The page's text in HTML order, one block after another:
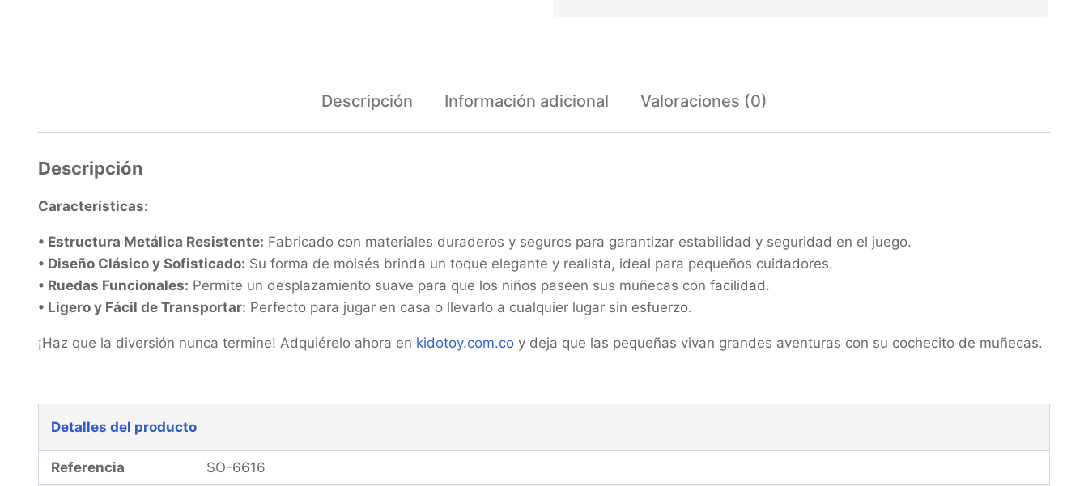
Descripción Información adicional Valoraciones (0)
Descripción
Características:
• Estructura Metálica Resistente: Fabricado con materiales duraderos y seguros para garantizar estabilidad y seguridad en el juego.
• Diseño Clásico y Sofisticado: Su forma de moisés brinda un toque elegante y realista, ideal para pequeños cuidadores.
• Ruedas Funcionales: Permite un desplazamiento suave para que los niños paseen sus muñecas con facilidad.
• Ligero y Fácil de Transportar: Perfecto para jugar en casa o llevarlo a cualquier lugar sin esfuerzo.
¡Haz que la diversión nunca termine! Adquiérelo ahora en kidotoy.com.co y deja que las pequeñas vivan grandes aventuras con su cochecito de muñecas.
Detalles del producto
Referencia SO-6616